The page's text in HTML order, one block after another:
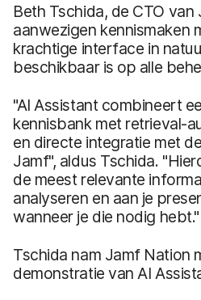
Beth Tschida, de CTO van
aanwezigen kennismaken
krachtige interface in
beschikbaar is op alle
"AI Assistant combineert
kennisbank met retrieval-
en directe integratie met
Jamf", aldus Tschida.
de meest relevante
analyseren en aan je
wanneer je die nodig hebt."
Tschida nam Jamf Nation
demonstratie van AI